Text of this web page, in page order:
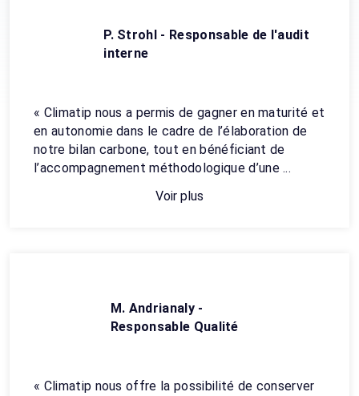
P. Strohl - Responsable de l'audit
interne
« Climatip nous a permis de gagner en maturité et
en autonomie dans le cadre de l’élaboration de
notre bilan carbone, tout en bénéficiant de
l’accompagnement méthodologique d’une ...
Voir plus
M. Andrianaly -
Responsable Qualité
« Climatip nous offre la possibilité de conserver